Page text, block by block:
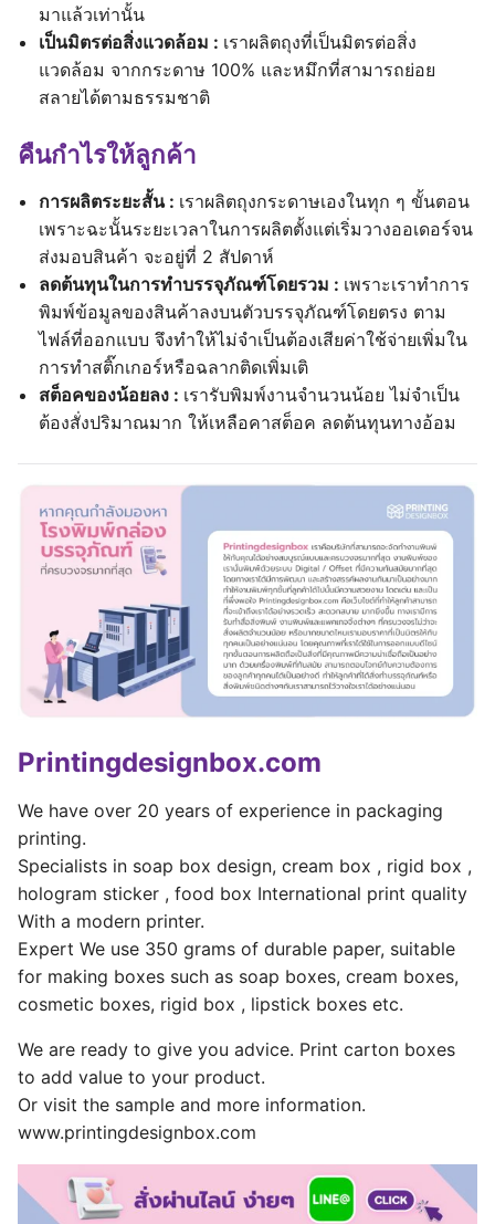
มาแล้วเท่านั้น
เป็นมิตรต่อสิ่งแวดล้อม : เราผลิตถุงที่เป็นมิตรต่อสิ่ง
แวดล้อม จากกระดาษ 100% และหมึกที่สามารถย่อย
สลายได้ตามธรรมชาติ
คืนกำไรให้ลูกค้า
การผลิตระยะสั้น : เราผลิตถุงกระดาษเองในทุก ๆ ขั้นตอน
เพราะฉะนั้นระยะเวลาในการผลิตตั้งแต่เริ่มวางออเดอร์จน
ส่งมอบสินค้า จะอยู่ที่ 2 สัปดาห์
ลดต้นทุนในการทำบรรจุภัณฑ์โดยรวม : เพราะเราทำการ
พิมพ์ข้อมูลของสินค้าลงบนตัวบรรจุภัณฑ์โดยตรง ตาม
ไฟล์ที่ออกแบบ จึงทำให้ไม่จำเป็นต้องเสียค่าใช้จ่ายเพิ่มใน
การทำสติ๊กเกอร์หรือฉลากติดเพิ่มเติ
สต็อคของน้อยลง : เรารับพิมพ์งานจำนวนน้อย ไม่จำเป็น
ต้องสั่งปริมาณมาก ให้เหลือคาสต็อค ลดต้นทุนทางอ้อม
Printingdesignbox.com
We have over 20 years of experience in packaging
printing.
Specialists in soap box design, cream box , rigid box ,
hologram sticker , food box International print quality
With a modern printer.
Expert We use 350 grams of durable paper, suitable
for making boxes such as soap boxes, cream boxes,
cosmetic boxes, rigid box , lipstick boxes etc.
We are ready to give you advice. Print carton boxes
to add value to your product.
Or visit the sample and more information.
www.printingdesignbox.com